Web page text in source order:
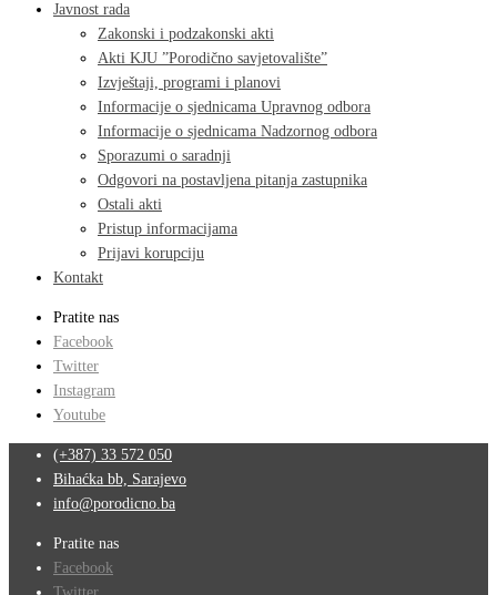
Javnost rada
Zakonski i podzakonski akti
Akti KJU ”Porodično savjetovalište”
Izvještaji, programi i planovi
Informacije o sjednicama Upravnog odbora
Informacije o sjednicama Nadzornog odbora
Sporazumi o saradnji
Odgovori na postavljena pitanja zastupnika
Ostali akti
Pristup informacijama
Prijavi korupciju
Kontakt
Pratite nas
Facebook
Twitter
Instagram
Youtube
(+387) 33 572 050
Bihaćka bb, Sarajevo
info@porodicno.ba
Pratite nas
Facebook